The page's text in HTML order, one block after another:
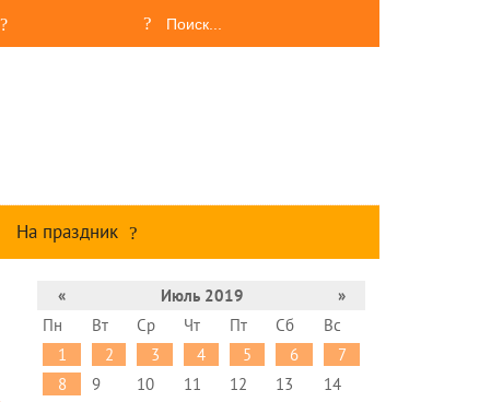
На праздник
« Июль 2019
»
Пн
Вт Ср Чт Пт Сб
Вс
1
2 3 4 5 6
7
8
9 10 11 12 13
14